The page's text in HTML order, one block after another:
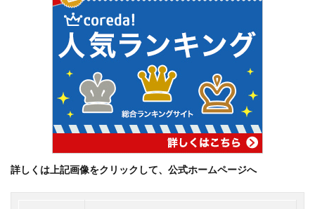
詳しくは上記画像をクリックして、公式ホームページへ